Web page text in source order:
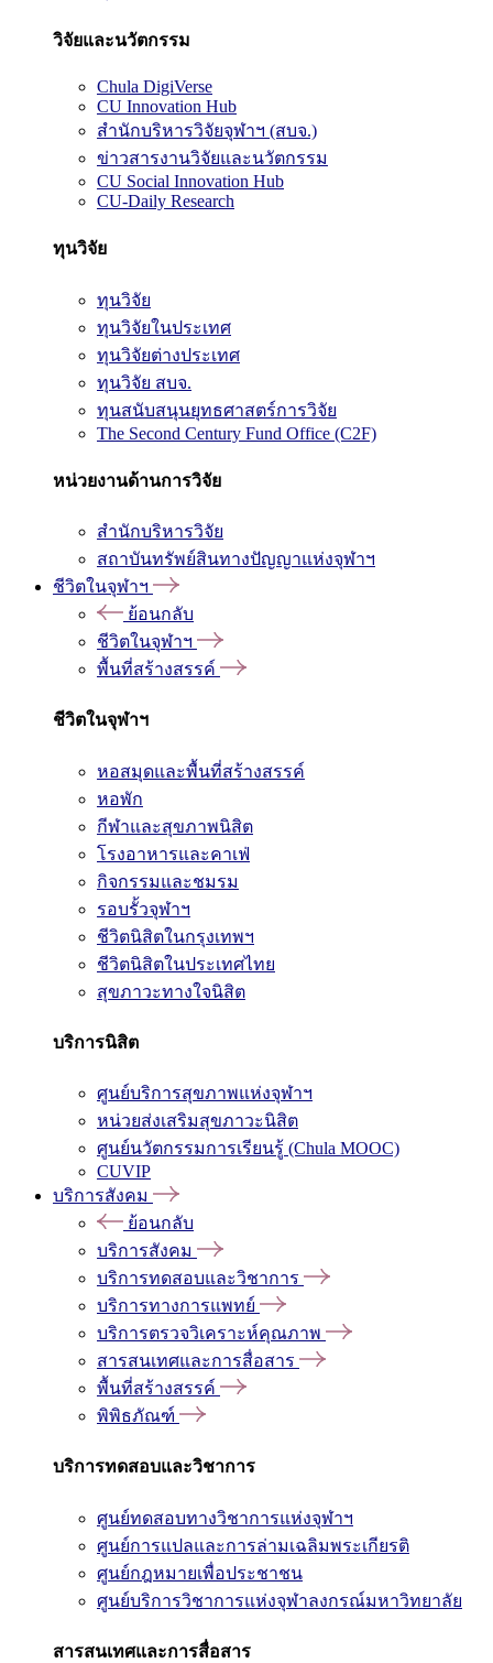
วิจัยและนวัตกรรม
Chula DigiVerse
CU Innovation Hub
สำนักบริหารวิจัยจุฬาฯ (สบจ.)
ข่าวสารงานวิจัยและนวัตกรรม
CU Social Innovation Hub
CU-Daily Research
ทุนวิจัย
ทุนวิจัย
ทุนวิจัยในประเทศ
ทุนวิจัยต่างประเทศ
ทุนวิจัย สบจ.
ทุนสนับสนุนยุทธศาสตร์การวิจัย
The Second Century Fund Office (C2F)
หน่วยงานด้านการวิจัย
สำนักบริหารวิจัย
สถาบันทรัพย์สินทางปัญญาแห่งจุฬาฯ
ชีวิตในจุฬาฯ
ย้อนกลับ
ชีวิตในจุฬาฯ
พื้นที่สร้างสรรค์
ชีวิตในจุฬาฯ
หอสมุดและพื้นที่สร้างสรรค์
หอพัก
กีฬาและสุขภาพนิสิต
โรงอาหารและคาเฟ่
กิจกรรมและชมรม
รอบรั้วจุฬาฯ
ชีวิตนิสิตในกรุงเทพฯ
ชีวิตนิสิตในประเทศไทย
สุขภาวะทางใจนิสิต
บริการนิสิต
ศูนย์บริการสุขภาพแห่งจุฬาฯ
หน่วยส่งเสริมสุขภาวะนิสิต
ศูนย์นวัตกรรมการเรียนรู้ (Chula MOOC)
CUVIP
บริการสังคม
ย้อนกลับ
บริการสังคม
บริการทดสอบและวิชาการ
บริการทางการแพทย์
บริการตรวจวิเคราะห์คุณภาพ
สารสนเทศและการสื่อสาร
พื้นที่สร้างสรรค์
พิพิธภัณฑ์
บริการทดสอบและวิชาการ
ศูนย์ทดสอบทางวิชาการแห่งจุฬาฯ
ศูนย์การแปลและการล่ามเฉลิมพระเกียรติ
ศูนย์กฎหมายเพื่อประชาชน
ศูนย์บริการวิชาการแห่งจุฬาลงกรณ์มหาวิทยาลัย
สารสนเทศและการสื่อสาร